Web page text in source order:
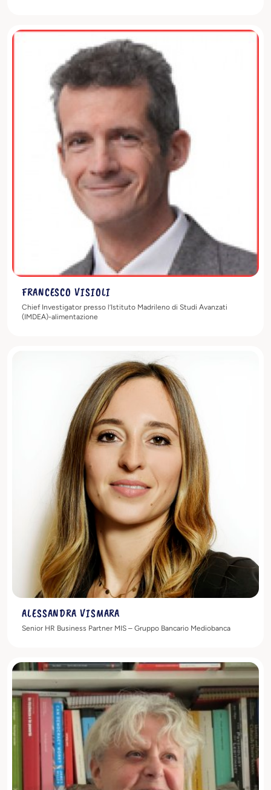
Scopri di più
FRANCESCO VISIOLI
Chief Investigator presso l’Istituto Madrileno di Studi Avanzati
(IMDEA)-alimentazione
Scopri di più
ALESSANDRA VISMARA
Senior HR Business Partner MIS – Gruppo Bancario Mediobanca
Scopri di più